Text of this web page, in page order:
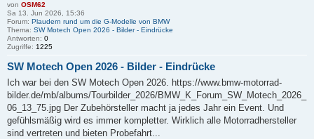
von OSM62
Sa 13. Jun 2026, 15:36
Forum: Plaudern rund um die G-Modelle von BMW
Thema: SW Motech Open 2026 - Bilder - Eindrücke
Antworten: 0
Zugriffe: 1225
SW Motech Open 2026 - Bilder - Eindrücke
Ich war bei den SW Motech Open 2026. https://www.bmw-motorrad-
bilder.de/mb/albums/Tourbilder_2026/BMW_K_Forum_SW_Motech_2026_
06_13_75.jpg Der Zubehörsteller macht ja jedes Jahr ein Event. Und
gefühlsmäßig wird es immer kompletter. Wirklich alle Motorradhersteller
sind vertreten und bieten Probefahrt...